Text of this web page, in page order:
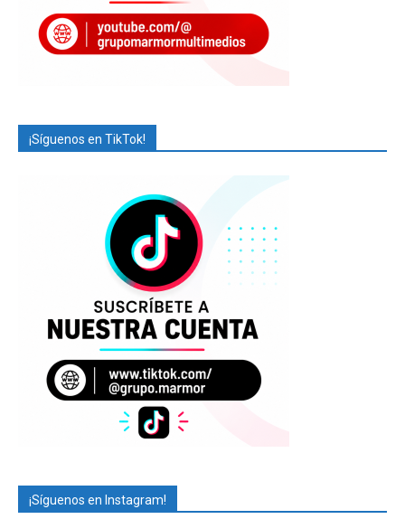
¡Síguenos en TikTok!
¡Síguenos en Instagram!